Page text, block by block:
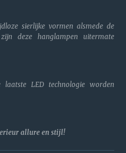
sierlijke vormen alsmede de
zijn deze hanglampen uitermate
LED technologie worden
allure en stijl!